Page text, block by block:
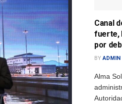
Canal
fuerte,
por
BY ADMIN
Alma